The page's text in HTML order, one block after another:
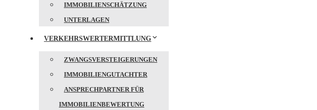
IMMOBILIENSCHÄTZUNG
UNTERLAGEN
VERKEHRSWERTERMITTLUNG
ZWANGSVERSTEIGERUNGEN
IMMOBILIENGUTACHTER
ANSPRECHPARTNER FÜR
IMMOBILIENBEWERTUNG